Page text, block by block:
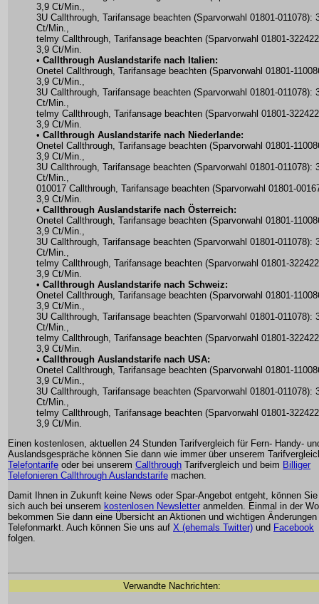
3,9 Ct/Min.,
3U Callthrough, Tarifansage beachten (Sparvorwahl 01801-011078):
Ct/Min.,
telmy Callthrough, Tarifansage beachten (Sparvorwahl 01801-
3,9 Ct/Min.
• Callthrough Auslandstarife nach Italien:
Onetel Callthrough, Tarifansage beachten (Sparvorwahl 01801-
3,9 Ct/Min.,
3U Callthrough, Tarifansage beachten (Sparvorwahl 01801-011078):
Ct/Min.,
telmy Callthrough, Tarifansage beachten (Sparvorwahl 01801-
3,9 Ct/Min.
• Callthrough Auslandstarife nach Niederlande:
Onetel Callthrough, Tarifansage beachten (Sparvorwahl 01801-
3,9 Ct/Min.,
3U Callthrough, Tarifansage beachten (Sparvorwahl 01801-011078):
Ct/Min.,
010017 Callthrough, Tarifansage beachten (Sparvorwahl 01801-
3,9 Ct/Min.
• Callthrough Auslandstarife nach Österreich:
Onetel Callthrough, Tarifansage beachten (Sparvorwahl 01801-
3,9 Ct/Min.,
3U Callthrough, Tarifansage beachten (Sparvorwahl 01801-011078):
Ct/Min.,
telmy Callthrough, Tarifansage beachten (Sparvorwahl 01801-
3,9 Ct/Min.
• Callthrough Auslandstarife nach Schweiz:
Onetel Callthrough, Tarifansage beachten (Sparvorwahl 01801-
3,9 Ct/Min.,
3U Callthrough, Tarifansage beachten (Sparvorwahl 01801-011078):
Ct/Min.,
telmy Callthrough, Tarifansage beachten (Sparvorwahl 01801-
3,9 Ct/Min.
• Callthrough Auslandstarife nach USA:
Onetel Callthrough, Tarifansage beachten (Sparvorwahl 01801-
3,9 Ct/Min.,
3U Callthrough, Tarifansage beachten (Sparvorwahl 01801-011078):
Ct/Min.,
telmy Callthrough, Tarifansage beachten (Sparvorwahl 01801-
3,9 Ct/Min.
Einen kostenlosen, aktuellen 24 Stunden Tarifvergleich für Fern- Handy-
Auslandsgespräche können Sie dann wie immer über unserem
Telefontarife oder bei unserem Callthrough Tarifvergleich und beim Billiger
Telefonieren Callthrough Auslandstarife machen.
Damit Ihnen in Zukunft keine News oder Spar-Angebot entgeht, können Sie
sich auch bei unserem kostenlosen Newsletter anmelden. Einmal in der
bekommen Sie dann eine Übersicht an Aktionen und wichtigen
Telefonmarkt. Auch können Sie uns auf X (ehemals Twitter) und Facebook
folgen.
Verwandte Nachrichten: